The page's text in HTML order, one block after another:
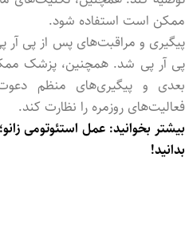
ممکن است استفاده شود.
پیگیری و مراقبت‌های پس از پی
پی آر پی شد. همچنین، پزشک
بعدی و پیگیری‌های منظم
فعالیت‌های روزمره را نظارت کند.
بیشتر بخوانید: عمل استئوتومی زانو
بدانید!